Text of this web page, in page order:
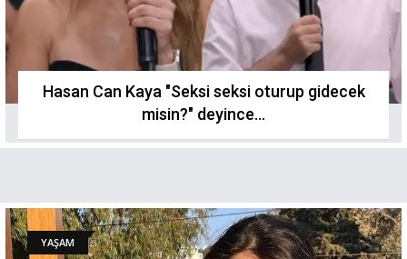
Hasan Can Kaya "Seksi seksi oturup gidecek
misin?" deyince...
YAŞAM